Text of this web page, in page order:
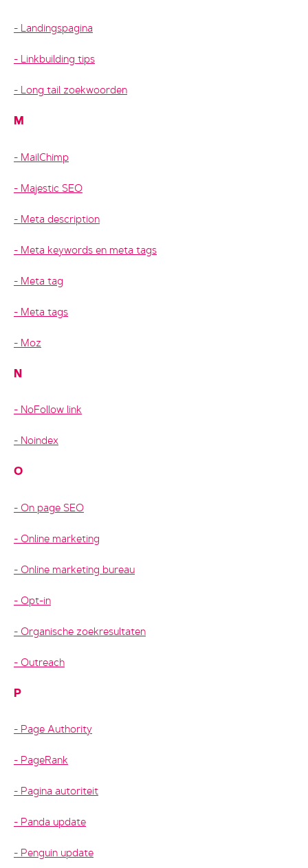
Landingspagina
Linkbuilding tips
Long tail zoekwoorden
M
MailChimp
Majestic SEO
Meta description
Meta keywords en meta tags
Meta tag
Meta tags
Moz
N
NoFollow link
Noindex
O
On page SEO
Online marketing
Online marketing bureau
Opt-in
Organische zoekresultaten
Outreach
P
Page Authority
PageRank
Pagina autoriteit
Panda update
Penguin update